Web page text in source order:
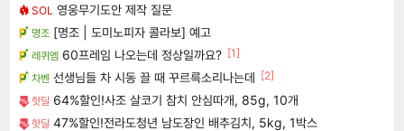
SOL 영웅무기도안 제작 질문
명조 [명조 | 도미노피자 콜라보] 예고
레퀴엠 60프레임 나오는데 정상일까요? [1]
차벤 선생님들 차 시동 끌 때 꾸르륵소리나는데 [2]
핫딜 64%할인!사조 살코기 참치 안심따개, 85g, 10개
핫딜 47%할인!전라도청년 남도장인 배추김치, 5kg, 1박스